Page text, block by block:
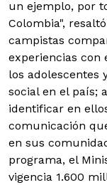
un ejemplo, por
Colombia",
campistas
experiencias con
los adolescentes
social en el país;
identificar en
comunicación
en sus
programa, el
vigencia 1.600